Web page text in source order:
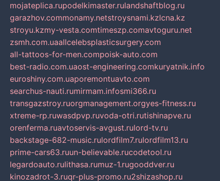
mojateplica.rupodelkimaster.rulandshaftblog.ru
garazhov.commonamy.netstroysnami.kzlcna.kz
stroyu.kzmy-vesta.comtimeszp.comavtoguru.net
zsmh.com.uaallcelebsplasticsurgery.com
all-tattoos-for-men.compoisk-auto.com
best-radio.com.uaost-engineering.comkuryatnik.info
euroshiny.com.uaporemontuavto.com
searchus-nauti.rumirmam.infosmi366.ru
transgazstroy.ruorgmanagement.orgyes-fitness.ru
xtreme-rp.ruwasdpvp.ruvoda-otri.rutishinapve.ru
orenferma.ruavtoservis-avgust.rulord-tv.ru
backstage-682-music.rulordfilm7.rulordfilm13.ru
prime-cars63.ruun-believable.rucodetool.ru
legardoauto.rulithasa.rumuz-1.rugooddver.ru
kinozadrot-3.ruqr-plus-promo.ru2shizashop.ru